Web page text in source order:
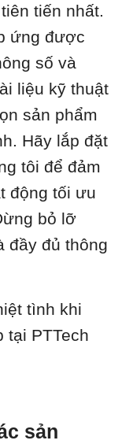
tiến nhất.
ứng được
số và
liệu kỹ thuật
sản phẩm
Hãy lắp đặt
tôi để đảm
động tối ưu
bỏ lỡ
đầy đủ thông
tình khi
tại PTTech
sản